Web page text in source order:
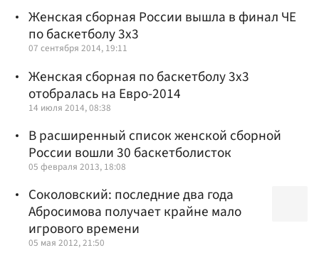
Женская сборная России вышла в финал ЧЕ
по баскетболу 3х3
07 сентября 2014, 19:11
Женская сборная по баскетболу 3х3
отобралась на Евро-2014
14 июля 2014, 08:38
В расширенный список женской сборной
России вошли 30 баскетболисток
05 февраля 2013, 18:08
Соколовский: последние два года
Абросимова получает крайне мало
игрового времени
05 мая 2012, 21:50